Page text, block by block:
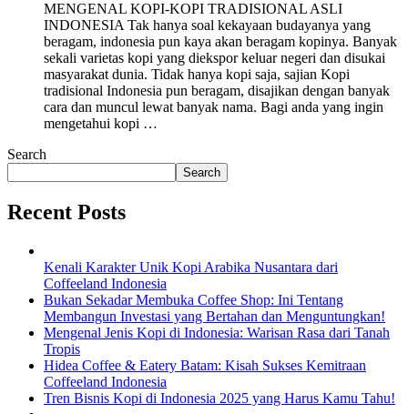
MENGENAL KOPI-KOPI TRADISIONAL ASLI
INDONESIA Tak hanya soal kekayaan budayanya yang
beragam, indonesia pun kaya akan beragam kopinya. Banyak
sekali varietas kopi yang diekspor keluar negeri dan disukai
masyarakat dunia. Tidak hanya kopi saja, sajian Kopi
tradisional Indonesia pun beragam, disajikan dengan banyak
cara dan muncul lewat banyak nama. Bagi anda yang ingin
mengetahui kopi …
Search
Search
Recent Posts
Kenali Karakter Unik Kopi Arabika Nusantara dari
Coffeeland Indonesia
Bukan Sekadar Membuka Coffee Shop: Ini Tentang
Membangun Investasi yang Bertahan dan Menguntungkan!
Mengenal Jenis Kopi di Indonesia: Warisan Rasa dari Tanah
Tropis
Hidea Coffee & Eatery Batam: Kisah Sukses Kemitraan
Coffeeland Indonesia
Tren Bisnis Kopi di Indonesia 2025 yang Harus Kamu Tahu!